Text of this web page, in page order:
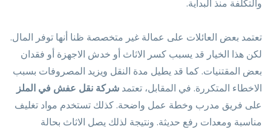
والتكلفة منذ البداية.
تعتمد بعض العائلات على عمالة غير متخصصة ظنا أنها توفر المال.
لكن هذا الخيار قد يسبب كسر الاثاث أو خدش الاجهزة أو فقدان
بعض المقتنيات. كما قد يطيل مدة النقل ويزيد المصروفات بسبب
الاخطاء المتكررة. في المقابل، تعتمد شركة نقل عفش في الملز
على فريق مدرب وخطة عمل واضحة. كذلك تستخدم مواد تغليف
مناسبة ومعدات رفع حديثة. ونتيجة لذلك يصل الاثاث بحالة